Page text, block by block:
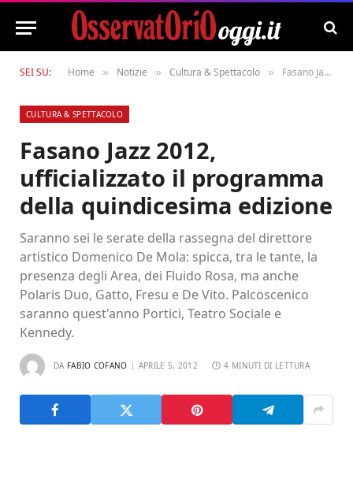
SEI SU: Home » Notizie » Cultura & Spettacolo » Fasano Jazz 2012, ufficializzato il programma della quindicesima edizione
CULTURA & SPETTACOLO
Fasano Jazz 2012,
ufficializzato il programma
della quindicesima edizione
Saranno sei le serate della rassegna del direttore
artistico Domenico De Mola: spicca, tra le tante, la
presenza degli Area, dei Fluido Rosa, ma anche
Polaris Duo, Gatto, Fresu e De Vito. Palcoscenico
saranno quest'anno Portici, Teatro Sociale e
Kennedy.
DA FABIO COFANO APRILE 5, 2012 4 MINUTI DI LETTURA